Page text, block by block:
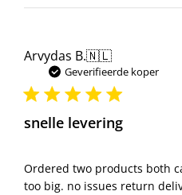
Arvydas B.🇳🇱
Geverifieerde koper
snelle levering
Ordered two products both
too big. no issues return